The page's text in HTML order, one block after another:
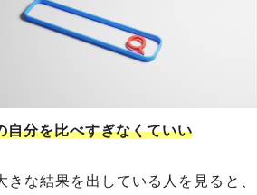
分を比べすぎなくていい
きな結果を出している人を見ると、